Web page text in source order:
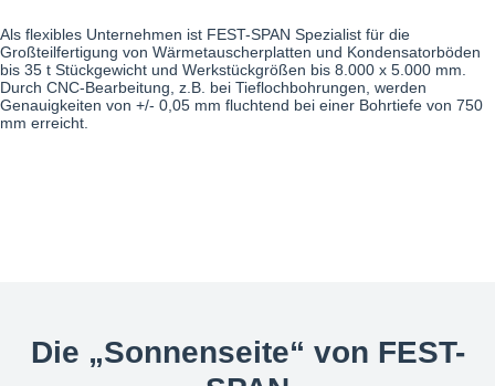
Als flexibles Unternehmen ist FEST-SPAN Spezialist für die
Großteilfertigung von Wärmetauscherplatten und Kondensatorböden
bis 35 t Stückgewicht und Werkstückgrößen bis 8.000 x 5.000 mm.
Durch CNC-Bearbeitung, z.B. bei Tieflochbohrungen, werden
Genauigkeiten von +/- 0,05 mm fluchtend bei einer Bohrtiefe von 750
mm erreicht.
Die „Sonnenseite“ von FEST-